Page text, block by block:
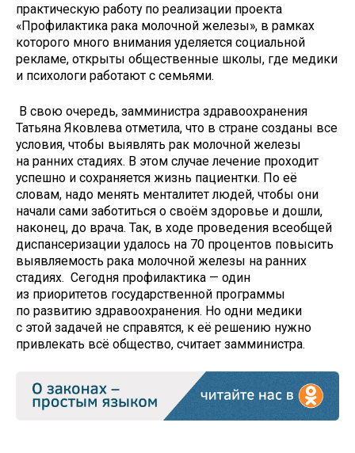
практическую работу по реализации проекта
«Профилактика рака молочной железы», в рамках
которого много внимания уделяется социальной
рекламе, открыты общественные школы, где медики
и психологи работают с семьями.
В свою очередь, замминистра здравоохранения
Татьяна Яковлева отметила, что в стране созданы все
условия, чтобы выявлять рак молочной железы
на ранних стадиях. В этом случае лечение проходит
успешно и сохраняется жизнь пациентки. По её
словам, надо менять менталитет людей, чтобы они
начали сами заботиться о своём здоровье и дошли,
наконец, до врача. Так, в ходе проведения всеобщей
диспансеризации удалось на 70 процентов повысить
выявляемость рака молочной железы на ранних
стадиях. Сегодня профилактика — один
из приоритетов государственной программы
по развитию здравоохранения. Но одни медики
с этой задачей не справятся, к её решению нужно
привлекать всё общество, считает замминистра.